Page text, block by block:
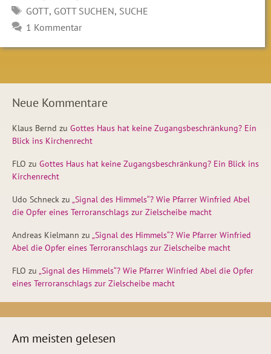
SCHLAGWÖRTER
GOTT, GOTT SUCHEN, SUCHE
1 Kommentar
Neue Kommentare
Klaus Bernd zu Gottes Haus hat keine Zugangsbeschränkung? Ein
Blick ins Kirchenrecht
FLO zu Gottes Haus hat keine Zugangsbeschränkung? Ein Blick ins
Kirchenrecht
Udo Schneck zu „Signal des Himmels“? Wie Pfarrer Winfried Abel
die Opfer eines Terroranschlags zur Zielscheibe macht
Andreas Kielmann zu „Signal des Himmels“? Wie Pfarrer Winfried
Abel die Opfer eines Terroranschlags zur Zielscheibe macht
FLO zu „Signal des Himmels“? Wie Pfarrer Winfried Abel die Opfer
eines Terroranschlags zur Zielscheibe macht
Am meisten gelesen